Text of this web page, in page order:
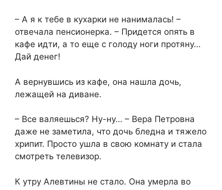
– А я к тебе в кухарки не нанималась! –
отвечала пенсионерка. – Придется опять в
кафе идти, а то еще с голоду ноги протяну…
Дай денег!
А вернувшись из кафе, она нашла дочь,
лежащей на диване.
– Все валяешься? Ну-ну… – Вера Петровна
даже не заметила, что дочь бледна и тяжело
хрипит. Просто ушла в свою комнату и стала
смотреть телевизор.
К утру Алевтины не стало. Она умерла во